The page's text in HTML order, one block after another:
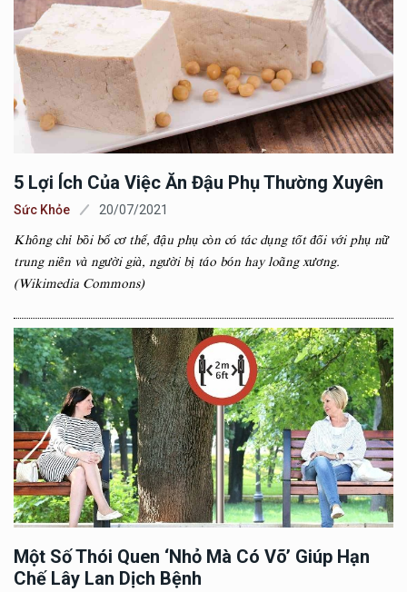
5 Lợi Ích Của Việc Ăn Đậu Phụ Thường Xuyên
Sức Khỏe 20/07/2021
Không chỉ bồi bổ cơ thể, đậu phụ còn có tác dụng tốt đối với phụ nữ
trung niên và người già, người bị táo bón hay loãng xương.
(Wikimedia Commons)
Một Số Thói Quen ‘nhỏ Mà Có Võ’ Giúp Hạn
Chế Lây Lan Dịch Bệnh